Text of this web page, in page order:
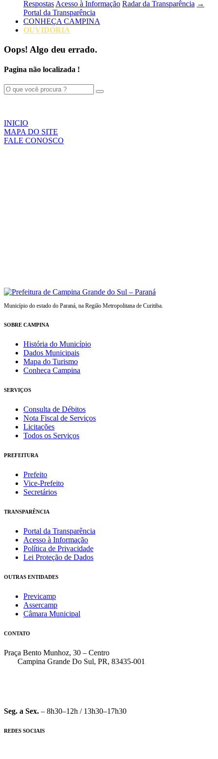
Respostas Acesso à Informação Radar da Transparência →
Portal da Transparência
CONHEÇA CAMPINA
OUVIDORIA
Oops! Algo deu errado.
Pagina não localizada !
INICIO
MAPA DO SITE
FALE CONOSCO
Município do estado do Paraná, na Região Metropolitana de Curitiba.
SOBRE CAMPINA
História do Município
Dados Municipais
Mapa do Turismo
Conheça Campina
SERVIÇOS
Consulta de Débitos
Nota Fiscal de Serviços
Licitações
Todos os Serviços
PREFEITURA
Prefeito
Vice-Prefeito
Secretários
TRANSPARÊNCIA
Portal da Transparência
Acesso à Informação
Política de Privacidade
Lei Proteção de Dados
OUTRAS ENTIDADES
Previcamp
Assercamp
Câmara Municipal
CONTATO
Praça Bento Munhoz, 30 – Centro
Campina Grande Do Sul, PR, 83435-001
Seg. a Sex. – 8h30–12h / 13h30–17h30
REDES SOCIAIS